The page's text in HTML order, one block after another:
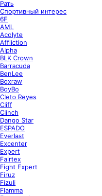
Рать
Спортивный интерес
6F
AML
Acolyte
Affliction
Alpha
BLK Crown
Barracuda
BenLee
Boxraw
BoyBo
Cleto Reyes
Cliff
Clinch
Dango Star
ESPADO
Everlast
Excenter
Expert
Fairtex
Fight Expert
Firuz
Fizuli
Flamma